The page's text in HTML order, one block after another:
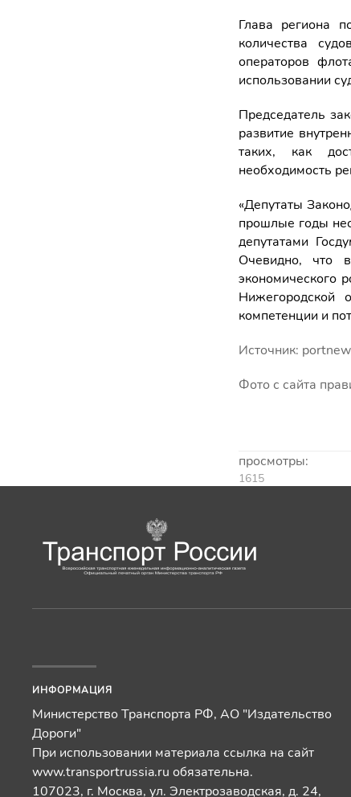
Глава региона
количества
операторов
использовании
Председатель
развитие
таких, как
необходимость
«Депутаты
прошлые годы
депутатами
Очевидно, что
экономического
Нижегородской
компетенции и
Источник:
Фото с сайта
просмотры:
1615
ИНФОРМАЦИЯ
Министерство Транспорта РФ, АО "Издательство
Дороги"
При использовании материала ссылка на сайт
www.transportrussia.ru обязательна.
107023, г. Москва, ул. Электрозаводская, д. 24,